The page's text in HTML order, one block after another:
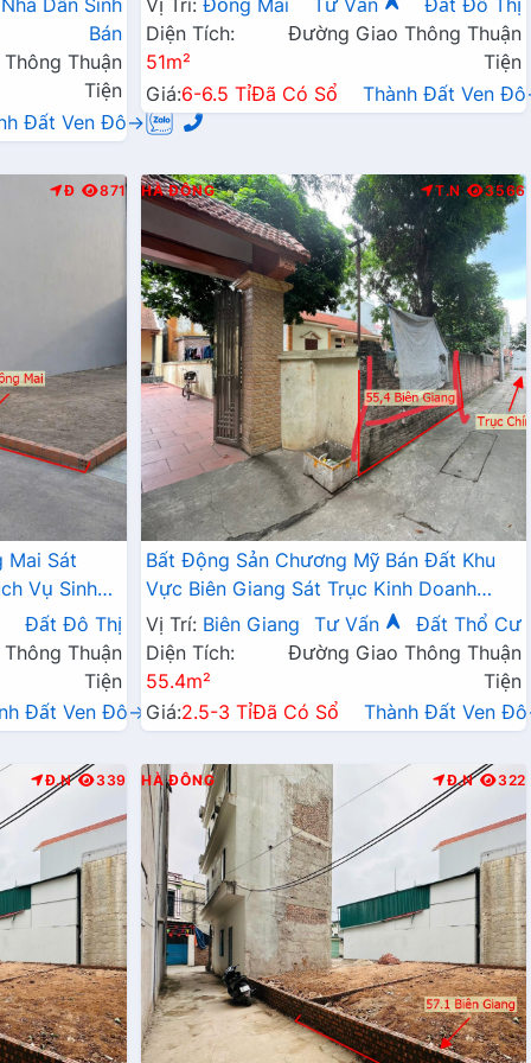
Nhà Dân Sinh
Bán
Thuận
Tiện
Đất Ven Đô→
Vị Trí: Đồng Mai Tư Vấn
Đất Đô Thị
Diện Tích:
51m²
Đường Giao Thông Thuận
Tiện
Giá:6-6.5 TỉĐã Có Sổ Thành Đất Ven
Đ 871
Mai Sát
Vụ Sinh
Đất Đô Thị
Thuận
Tiện
Đất Ven Đô→
HÀ ĐÔNG T.N 3566
Bất Động Sản Chương Mỹ Bán Đất Khu
Vực Biên Giang Sát Trục Kinh Doanh
Ngay Gần QL6A, Cầu Mai Lĩnh Đang Mở
Rộng
Vị Trí: Biên Giang Tư Vấn
Đất Thổ Cư
Diện Tích:
55.4m²
Đường Giao Thông Thuận
Tiện
Giá:2.5-3 TỉĐã Có Sổ Thành Đất Ven
Đ.N 339 HÀ ĐÔNG Đ.N 322